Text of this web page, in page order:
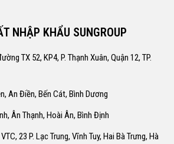
NHẬP KHẨU SUNGROUP
TX 52, KP4, P. Thạnh Xuân, Quận 12, TP.
An Điền, Bến Cát, Bình Dương
Ân Thạnh, Hoài Ân, Bình Định
23 P. Lạc Trung, Vĩnh Tuy, Hai Bà Trưng, Hà